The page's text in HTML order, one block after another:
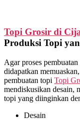
Topi Grosir di
Produksi Topi
Agar proses
didapatkan
pembuatan topi Topi
mendiskusikan desain,
topi yang diinginkan
Desain